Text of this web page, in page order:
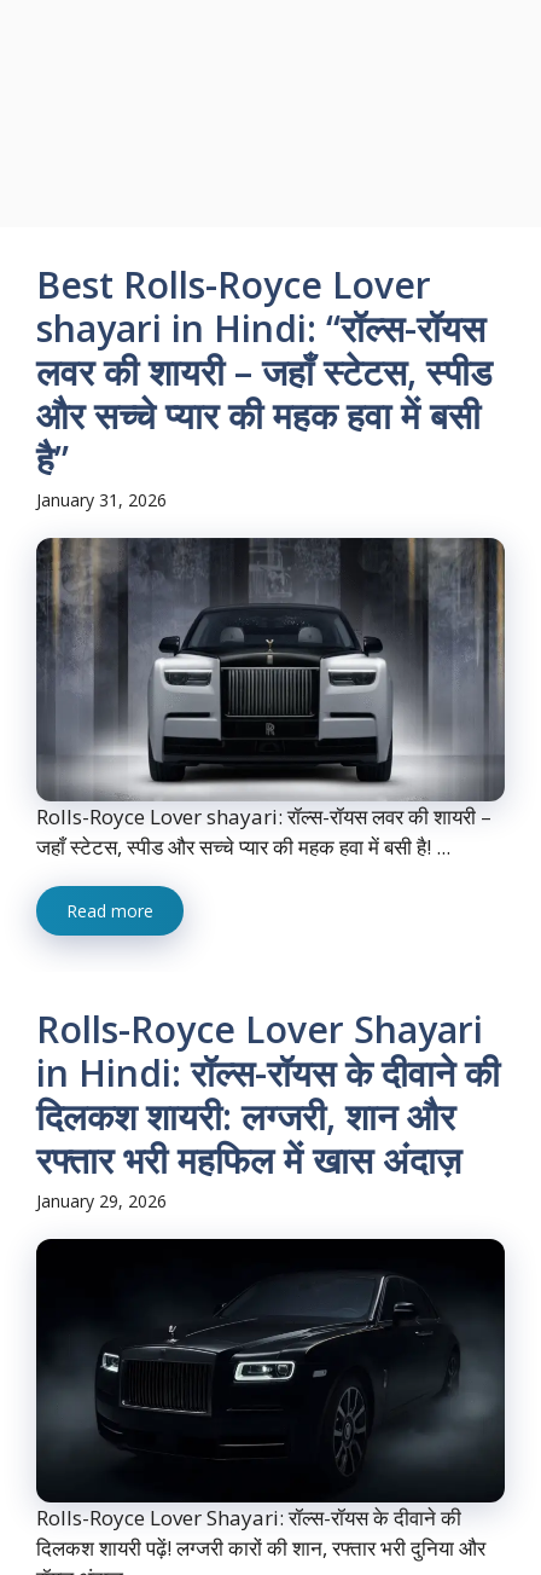
Best Rolls-Royce Lover
shayari in Hindi: “रॉल्स-रॉयस
लवर की शायरी – जहाँ स्टेटस, स्पीड
और सच्चे प्यार की महक हवा में बसी
है”
January 31, 2026
Rolls-Royce Lover shayari: रॉल्स-रॉयस लवर की शायरी –
जहाँ स्टेटस, स्पीड और सच्चे प्यार की महक हवा में बसी है! ...
Read more
Rolls-Royce Lover Shayari
in Hindi: रॉल्स-रॉयस के दीवाने की
दिलकश शायरी: लग्जरी, शान और
रफ्तार भरी महफिल में खास अंदाज़
January 29, 2026
Rolls-Royce Lover Shayari: रॉल्स-रॉयस के दीवाने की
दिलकश शायरी पढ़ें! लग्जरी कारों की शान, रफ्तार भरी दुनिया और